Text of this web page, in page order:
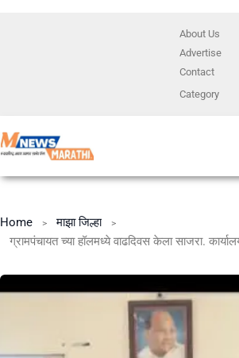
About Us
Advertise
Contact
Category
Home
माझा जिल्हा